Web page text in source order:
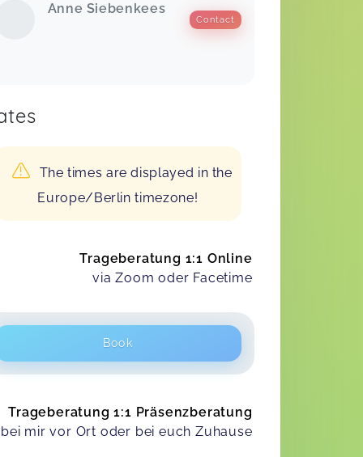
Anne Siebenkees
Contact
The times are displayed in the
Europe/Berlin timezone!
Trageberatung 1:1 Online
via Zoom oder Facetime
Book
Trageberatung 1:1 Präsenzberatung
bei mir vor Ort oder bei euch Zuhause